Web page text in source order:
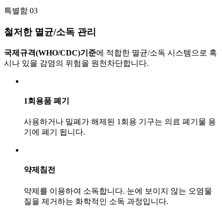
특별함 03
철저한 멸균/소독 관리
국제규격(WHO/CDC)기준에 적합한 멸균/소독 시스템으로 혹
시나 있을 감염의 위험을 원천차단합니다.
1회용품 폐기
사용하거나 밀폐가 해제된 1회용 기구는 의료 폐기물 용
기에 폐기 됩니다.
약제침전
약제를 이용하여 소독합니다. 눈에 보이지 않는 오염물
질을 제거하는 화학적인 소독 과정입니다.